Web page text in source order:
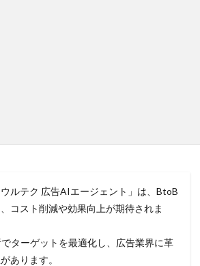
ルテク 広告AIエージェント」は、BtoB
コスト削減や効果向上が期待されま
ターゲットを最適化し、広告業界に革
あります。